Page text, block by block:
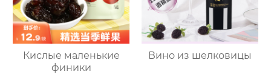
Кислые маленькие
финики
Вино из шелковицы